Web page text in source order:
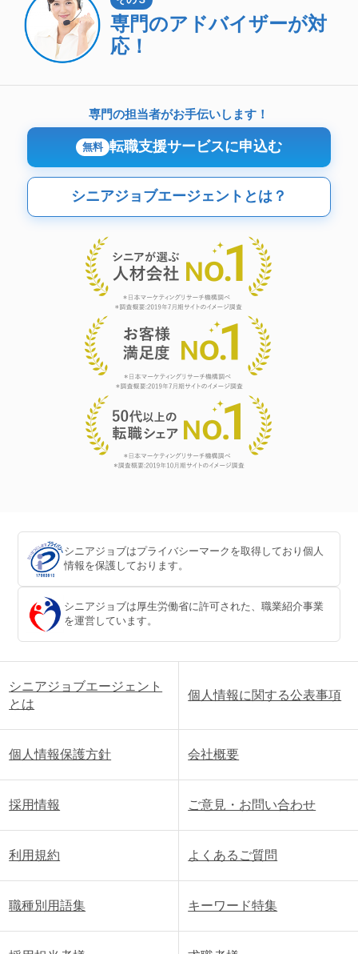
専門のアドバイザーが対
応！
専門の担当者がお手伝いします！
無料 転職支援サービスに申込む
シニアジョブエージェントとは？
シニアジョブはプライバシーマークを取得しており個人
情報を保護しております。
シニアジョブは厚生労働省に許可された、職業紹介事業
を運営しています。
シニアジョブエージェント
とは
個人情報に関する公表事項
個人情報保護方針 会社概要
採用情報 ご意見・お問い合わせ
利用規約 よくあるご質問
職種別用語集 キーワード特集